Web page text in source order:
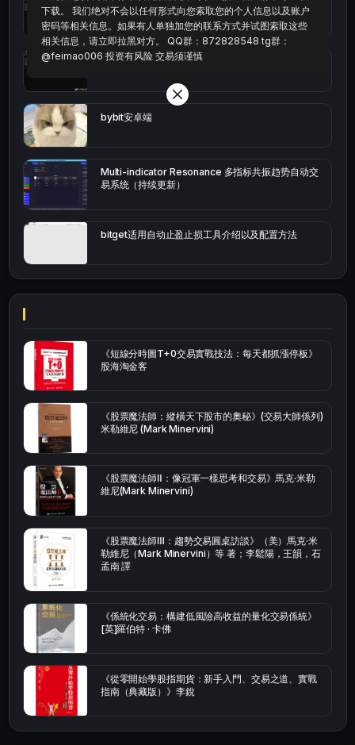
统计涨跌幅的python代码
okx的短线量化的免费版本
bybit安卓端
Multi-indicator Resonance 多指标共振趋势自动交
易系统（持续更新）
bitget适用自动止盈止损工具介绍以及配置方法
《短線分時圖T+0交易實戰技法：每天都抓漲停板》
股海淘金客
《股票魔法師：縱橫天下股市的奧秘》(交易大師係列)
米勒維尼 (Mark Minervini)
《股票魔法師Ⅱ：像冠軍一樣思考和交易》馬克·米勒
維尼(Mark Minervini)
《股票魔法師Ⅲ：趨勢交易圓桌訪談》（美）馬克·米
勒維尼（Mark Minervini）等 著；李鬆陽，王韻，石
孟南 譯
《係統化交易：構建低風險高收益的量化交易係統》
[英]羅伯特 · 卡佛
《從零開始學股指期貨：新手入門、交易之道、實戰
指南（典藏版）》李銳
下载。 我们绝对不会以任何形式向您索取您的个人信息以及账户
密码等相关信息。如果有人单独加您的联系方式并试图索取这些
相关信息，请立即拉黑对方。 QQ群：872828548 tg群：
@feimao006 投资有风险 交易须谨慎